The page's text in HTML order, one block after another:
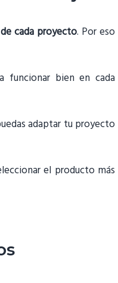
cada proyecto. Por eso
funcionar bien en cada
adaptar tu proyecto
el producto más